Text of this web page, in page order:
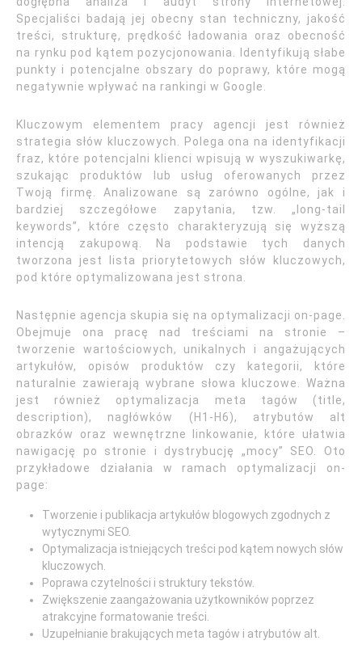
Specjaliści badają jej obecny stan techniczny, jakość
treści, strukturę, prędkość ładowania oraz obecność
na rynku pod kątem pozycjonowania. Identyfikują słabe
punkty i potencjalne obszary do poprawy, które mogą
negatywnie wpływać na rankingi w Google.
Kluczowym elementem pracy agencji jest również
strategia słów kluczowych. Polega ona na identyfikacji
fraz, które potencjalni klienci wpisują w wyszukiwarkę,
szukając produktów lub usług oferowanych przez
Twoją firmę. Analizowane są zarówno ogólne, jak i
bardziej szczegółowe zapytania, tzw. „long-tail
keywords”, które często charakteryzują się wyższą
intencją zakupową. Na podstawie tych danych
tworzona jest lista priorytetowych słów kluczowych,
pod które optymalizowana jest strona.
Następnie agencja skupia się na optymalizacji on-page.
Obejmuje ona pracę nad treściami na stronie –
tworzenie wartościowych, unikalnych i angażujących
artykułów, opisów produktów czy kategorii, które
naturalnie zawierają wybrane słowa kluczowe. Ważna
jest również optymalizacja meta tagów (title,
description), nagłówków (H1-H6), atrybutów alt
obrazków oraz wewnętrzne linkowanie, które ułatwia
nawigację po stronie i dystrybucję „mocy” SEO. Oto
przykładowe działania w ramach optymalizacji on-
page:
Tworzenie i publikacja artykułów blogowych zgodnych z
wytycznymi SEO.
Optymalizacja istniejących treści pod kątem nowych słów
kluczowych.
Poprawa czytelności i struktury tekstów.
Zwiększenie zaangażowania użytkowników poprzez
atrakcyjne formatowanie treści.
Uzupełnianie brakujących meta tagów i atrybutów alt.